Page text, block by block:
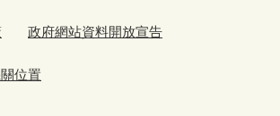
政府網站資料開放宣告
位置